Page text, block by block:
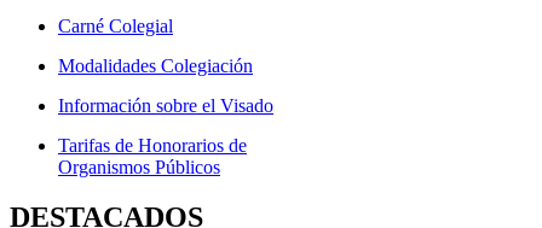
Carné Colegial
Modalidades Colegiación
Información sobre el Visado
Tarifas de Honorarios de
Organismos Públicos
DESTACADOS